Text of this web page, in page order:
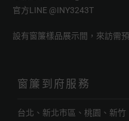
官方LINE @INY3243T
設有窗簾樣品展示間，來訪需
窗簾到府服務
台北、新北市區、桃園、新